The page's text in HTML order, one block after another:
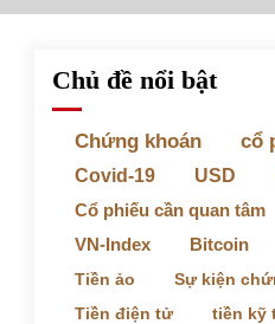
Top 10 mặt hàng Việt
nhất tháng 5/2022
Bất ổn từ các cuộc đấu
31/05/2022
Chứng khoán ngày 30/
phiếu nổi bật
Chủ đề nổi bật
Chứng khoán cổ
Covid-19 USD
Cổ phiếu cần quan tâm
VN-Index Bitcoin
Tiền ảo
Sự kiện
Tiền điện tử
tiền kỹ